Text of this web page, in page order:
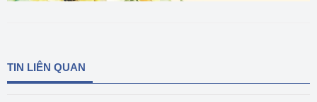
TIN LIÊN QUAN